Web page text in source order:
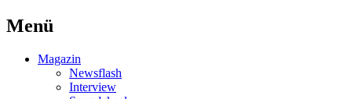
Menü
Magazin
Newsflash
Interview